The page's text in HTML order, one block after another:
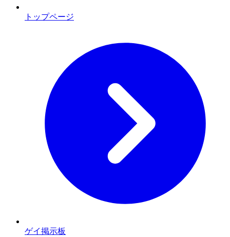
トップページ
ゲイ掲示板